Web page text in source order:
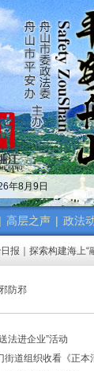
年8月9日
| 高层之声 | 政法
舟山市委政法委员会
法委机关传达学习
政法工作会议召开 梁
浙江省委常委、政法
政法委机关召开年度
冬带队开展春节前安
日报｜探索构建海上“
年度市委政法委员会
舟山市委政法委员会
舟山市委政法委员会
法工作会议召开 梁
江省委常委、政法
防邪
法进企业”活动
街道组织收看《正